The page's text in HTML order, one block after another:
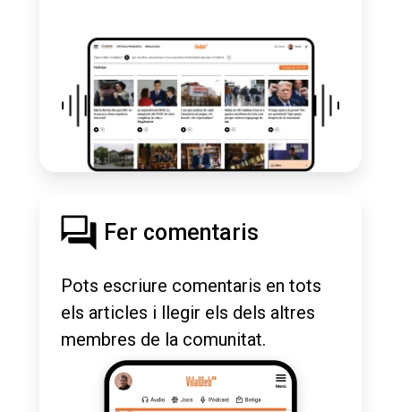
Fer comentaris
Pots escriure comentaris en tots
els articles i llegir els dels altres
membres de la comunitat.